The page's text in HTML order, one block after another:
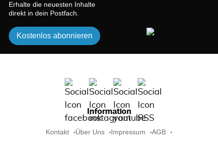
Erhalte die neuesten Inhalte
direkt in dein Postfach.
Kostenlos abonnieren
Information
Kontakt Über Uns Impressum AGB